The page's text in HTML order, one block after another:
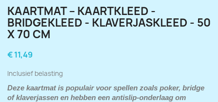
KAARTMAT – KAARTKLEED -
BRIDGEKLEED - KLAVERJASKLEED - 50
X 70 CM
€ 11,49
Inclusief belasting
Deze kaartmat is populair voor spellen zoals poker, bridge
of klaverjassen en hebben een antislip-onderlaag om